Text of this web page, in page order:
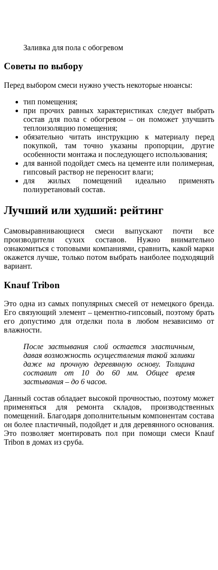
Заливка для пола с обогревом
Советы по выбору
Перед выбором смеси нужно учесть некоторые нюансы:
тип помещения;
при прочих равных характеристиках следует выбрать
состав для пола с обогревом – он поможет улучшить
теплоизоляцию помещения;
обязательно читать инструкцию к материалу перед
покупкой, там точно указаны пропорции, другие
особенности монтажа и последующего использования;
для ванной подойдет смесь на цементе или полимерная,
гипсовый раствор не переносит влаги;
для жилых помещений идеально применять
полиуретановый состав.
Лучший или худший: рейтинг
Самовыравнивающиеся смеси выпускают почти все
производители сухих составов. Нужно внимательно
ознакомиться с топовыми компаниями, сравнить, какой марки
окажется лучше, только потом выбрать наиболее подходящий
вариант.
Knauf Tribon
Это одна из самых популярных смесей от немецкого бренда.
Его связующий элемент – цементно-гипсовый, поэтому брать
его допустимо для отделки пола в любом независимо от
влажности.
После застывания слой остается эластичным,
давая возможность осуществления такой заливки
даже на прочную деревянную основу. Толщина
составит от 10 до 60 мм. Общее время
застывания – до 6 часов.
Данный состав обладает высокой прочностью, поэтому может
применяться для ремонта складов, производственных
помещений. Благодаря дополнительным компонентам состава
он более пластичный, подойдет и для деревянного основания.
Это позволяет монтировать пол при помощи смеси Knauf
Tribon в домах из сруба.